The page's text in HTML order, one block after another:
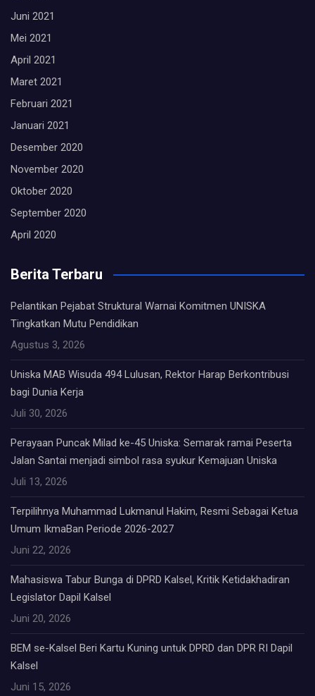
Juni 2021
Mei 2021
April 2021
Maret 2021
Februari 2021
Januari 2021
Desember 2020
November 2020
Oktober 2020
September 2020
April 2020
Berita Terbaru
Pelantikan Pejabat Struktural Warnai Komitmen UNISKA
Tingkatkan Mutu Pendidikan
Agustus 3, 2026
Uniska MAB Wisuda 494 Lulusan, Rektor Harap Berkontribusi
bagi Dunia Kerja
Juli 30, 2026
Perayaan Puncak Milad ke-45 Uniska: Semarak ramai Peserta
Jalan Santai menjadi simbol rasa syukur Kemajuan Uniska
Juli 13, 2026
Terpilihnya Muhammad Lukmanul Hakim, Resmi Sebagai Ketua
Umum IkmaBan Periode 2026-2027
Juni 22, 2026
Mahasiswa Tabur Bunga di DPRD Kalsel, Kritik Ketidakhadiran
Legislator Dapil Kalsel
Juni 20, 2026
BEM se-Kalsel Beri Kartu Kuning untuk DPRD dan DPR RI Dapil
Kalsel
Juni 15, 2026